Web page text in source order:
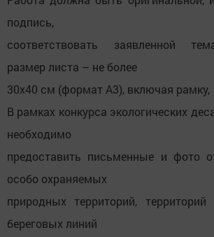
подпись,
соответствовать заявленной
размер листа – не более
30х40 см (формат А3), включая рамку,
В рамках конкурса экологических
необходимо
предоставить письменные и фото
особо охраняемых
природных территорий,
береговых линий